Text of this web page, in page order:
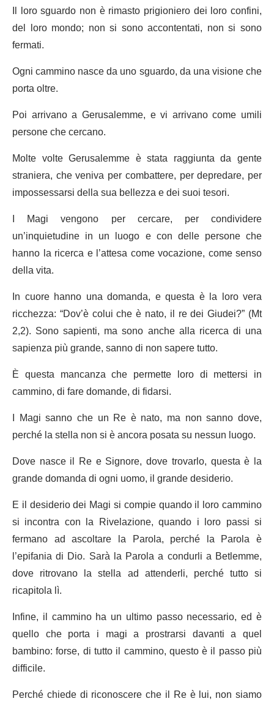
Il loro sguardo non è rimasto prigioniero dei loro confini,
del loro mondo; non si sono accontentati, non si sono
fermati.
Ogni cammino nasce da uno sguardo, da una visione che
porta oltre.
Poi arrivano a Gerusalemme, e vi arrivano come umili
persone che cercano.
Molte volte Gerusalemme è stata raggiunta da gente
straniera, che veniva per combattere, per depredare, per
impossessarsi della sua bellezza e dei suoi tesori.
I Magi vengono per cercare, per condividere
un’inquietudine in un luogo e con delle persone che
hanno la ricerca e l’attesa come vocazione, come senso
della vita.
In cuore hanno una domanda, e questa è la loro vera
ricchezza: “Dov’è colui che è nato, il re dei Giudei?” (Mt
2,2). Sono sapienti, ma sono anche alla ricerca di una
sapienza più grande, sanno di non sapere tutto.
È questa mancanza che permette loro di mettersi in
cammino, di fare domande, di fidarsi.
I Magi sanno che un Re è nato, ma non sanno dove,
perché la stella non si è ancora posata su nessun luogo.
Dove nasce il Re e Signore, dove trovarlo, questa è la
grande domanda di ogni uomo, il grande desiderio.
E il desiderio dei Magi si compie quando il loro cammino
si incontra con la Rivelazione, quando i loro passi si
fermano ad ascoltare la Parola, perché la Parola è
l’epifania di Dio. Sarà la Parola a condurli a Betlemme,
dove ritrovano la stella ad attenderli, perché tutto si
ricapitola lì.
Infine, il cammino ha un ultimo passo necessario, ed è
quello che porta i magi a prostrarsi davanti a quel
bambino: forse, di tutto il cammino, questo è il passo più
difficile.
Perché chiede di riconoscere che il Re è lui, non siamo